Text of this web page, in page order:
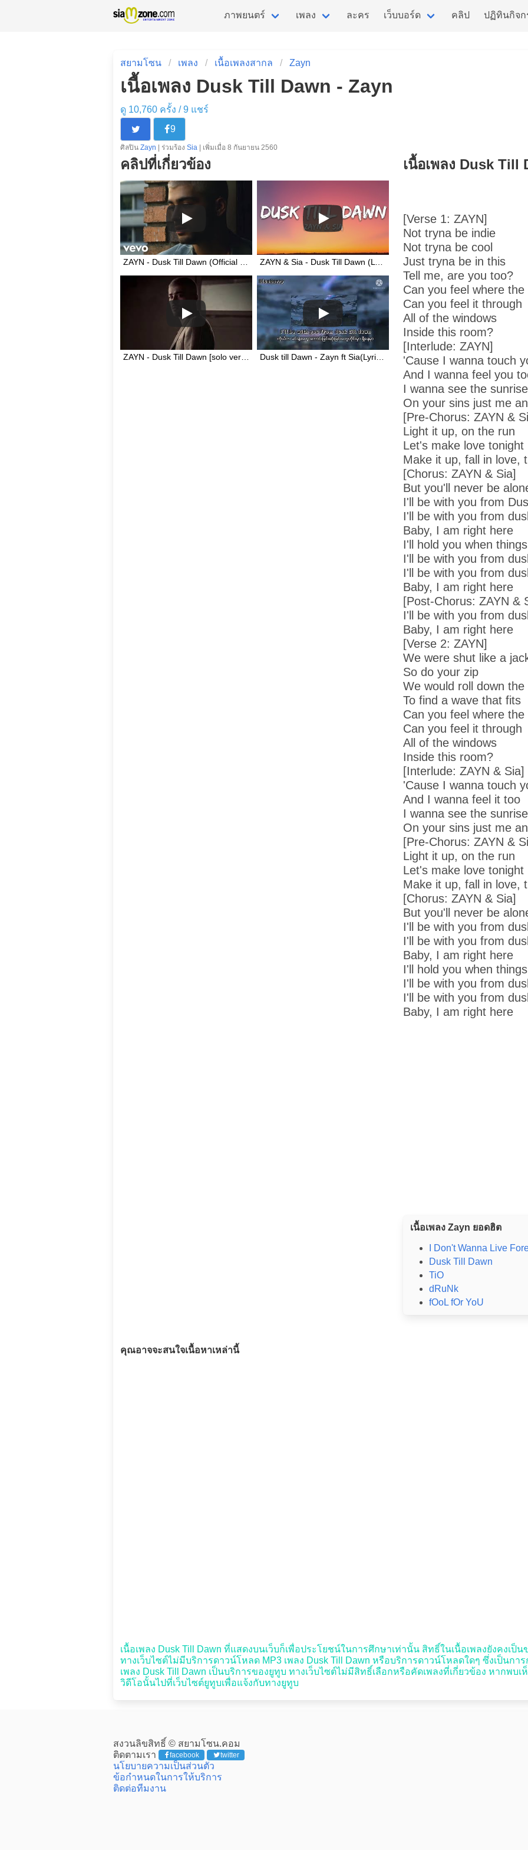
ภาพยนตร์ เพลง ละคร เว็บบอร์ด คลิป ปฏิทินกิจก
สยามโซน เพลง เนื้อเพลงสากล Zayn
เนื้อเพลง Dusk Till Dawn - Zayn
ดู 10,760 ครั้ง /9 แชร์
9
ศิลปิน Zayn | ร่วมร้อง Sia | เพิ่มเมื่อ 8 กันยายน 2560
คลิปที่เกี่ยวข้อง
ZAYN - Dusk Till Dawn (Official Video) ft. Sia ZAYN & Sia - Dusk Till Dawn (Lyrics)
ZAYN - Dusk Till Dawn [solo version with high note] Dusk till Dawn - Zayn ft Sia(Lyrics)#blueberry #mmsub
เนื้อเพลง Dusk Till
[Verse 1: ZAYN]
Not tryna be indie
Not tryna be cool
Just tryna be in this
Tell me, are you too?
Can you feel where the
Can you feel it through
All of the windows
Inside this room?
[Interlude: ZAYN]
'Cause I wanna touch
And I wanna feel you
I wanna see the sunrise
On your sins just me
[Pre-Chorus: ZAYN &
Light it up, on the run
Let's make love tonight
Make it up, fall in love,
[Chorus: ZAYN & Sia]
But you'll never be
I'll be with you from
I'll be with you from
Baby, I am right here
I'll hold you when
I'll be with you from
I'll be with you from
Baby, I am right here
[Post-Chorus: ZAYN &
I'll be with you from
Baby, I am right here
[Verse 2: ZAYN]
We were shut like a
So do your zip
We would roll down the
To find a wave that fits
Can you feel where the
Can you feel it through
All of the windows
Inside this room?
[Interlude: ZAYN & Sia]
'Cause I wanna touch
And I wanna feel it too
I wanna see the sunrise
On your sins just me
[Pre-Chorus: ZAYN &
Light it up, on the run
Let's make love tonight
Make it up, fall in love,
[Chorus: ZAYN & Sia]
But you'll never be
I'll be with you from
I'll be with you from
Baby, I am right here
I'll hold you when
I'll be with you from
I'll be with you from
Baby, I am right here
เนื้อเพลง Zayn ยอดฮิต
I Don't Wanna Live
Dusk Till Dawn
TiO
dRuNk
fOoL fOr YoU
คุณอาจจะสนใจเนื้อหาเหล่านี้
เนื้อเพลง Dusk Till Dawn ที่แสดงบนเว็บก็เพื่อประโยชน์ในการศึกษาเท่านั้น สิทธิ์ในเนื้อเพลงยังคงเป็
ทางเว็บไซต์ไม่มีบริการดาวน์โหลด MP3 เพลง Dusk Till Dawn หรือบริการดาวน์โหลดใดๆ ซึ่งเป็นก
เพลง Dusk Till Dawn เป็นบริการของยูทูบ ทางเว็บไซต์ไม่มีสิทธิ์เลือกหรือคัดเพลงที่เกี่ยวข้อง หากพ
วิดีโอนั้นไปที่เว็บไซต์ยูทูบเพื่อแจ้งกับทางยูทูบ
สงวนลิขสิทธิ์ © สยามโซน.คอม
ติดตามเรา
facebook twitter
นโยบายความเป็นส่วนตัว
ข้อกำหนดในการให้บริการ
ติดต่อทีมงาน